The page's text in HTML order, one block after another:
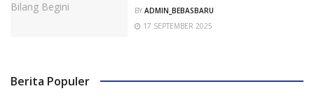
BY ADMIN_BEBASBARU
17 SEPTEMBER 2025
Berita Populer